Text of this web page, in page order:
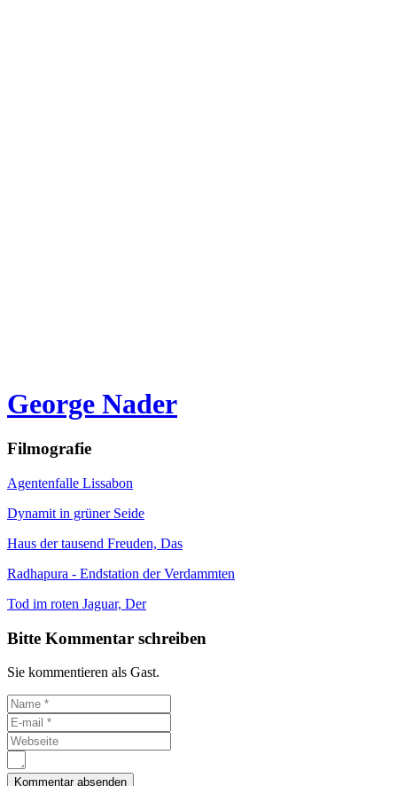
George Nader
Filmografie
Agentenfalle Lissabon
Dynamit in grüner Seide
Haus der tausend Freuden, Das
Radhapura - Endstation der Verdammten
Tod im roten Jaguar, Der
Bitte Kommentar schreiben
Sie kommentieren als Gast.